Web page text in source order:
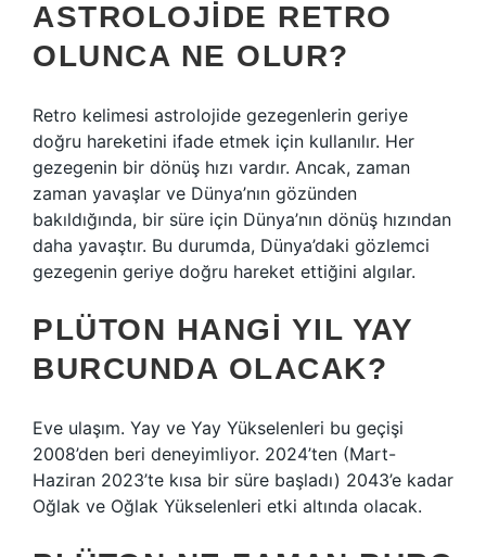
ASTROLOJIDE RETRO
OLUNCA NE OLUR?
Retro kelimesi astrolojide gezegenlerin geriye
doğru hareketini ifade etmek için kullanılır. Her
gezegenin bir dönüş hızı vardır. Ancak, zaman
zaman yavaşlar ve Dünya’nın gözünden
bakıldığında, bir süre için Dünya’nın dönüş hızından
daha yavaştır. Bu durumda, Dünya’daki gözlemci
gezegenin geriye doğru hareket ettiğini algılar.
PLÜTON HANGI YIL YAY
BURCUNDA OLACAK?
Eve ulaşım. Yay ve Yay Yükselenleri bu geçişi
2008’den beri deneyimliyor. 2024’ten (Mart-
Haziran 2023’te kısa bir süre başladı) 2043’e kadar
Oğlak ve Oğlak Yükselenleri etki altında olacak.